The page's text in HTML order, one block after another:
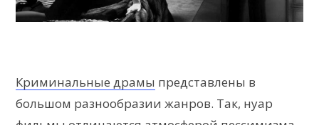
Криминальные драмы представлены в
большом разнообразии жанров. Так, нуар